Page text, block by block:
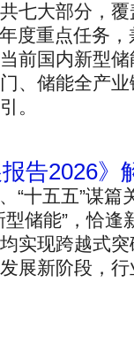
七大部分，覆
度重点任务
前国内新型
、储能全产
。
告2026》
“十五五”谋
储能”，恰
实现跨越式
展新阶段，